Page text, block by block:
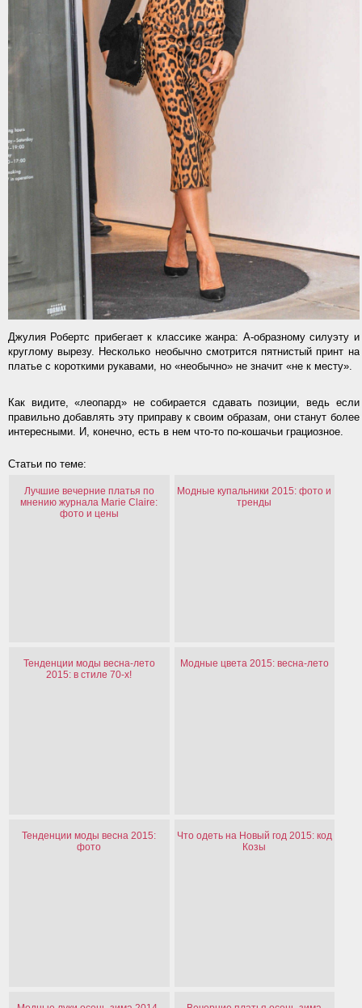
Джулия Робертс прибегает к классике жанра: А-образному силуэту и
круглому вырезу. Несколько необычно смотрится пятнистый принт на
платье с короткими рукавами, но «необычно» не значит «не к месту».
Как видите, «леопард» не собирается сдавать позиции, ведь если
правильно добавлять эту приправу к своим образам, они станут более
интересными. И, конечно, есть в нем что-то по-кошачьи грациозное.
Статьи по теме:
Лучшие вечерние платья по
мнению журнала Marie Claire:
фото и цены
Модные купальники 2015: фото и
тренды
Тенденции моды весна-лето
2015: в стиле 70-х!
Модные цвета 2015: весна-лето
Тенденции моды весна 2015:
фото
Что одеть на Новый год 2015: код
Козы